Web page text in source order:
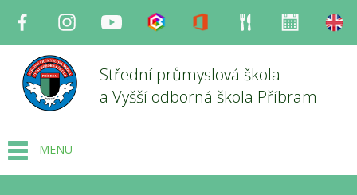
Facebook InstagramYoutube Bakaláři Office Strava
Střední průmyslová škola
a Vyšší odborná škola Příbram
MENU